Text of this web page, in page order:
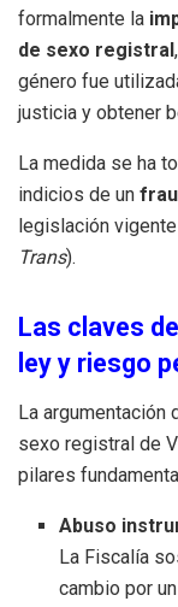
formalmente la
de sexo registral
género fue
justicia y obtener
La medida se ha
indicios de un
legislación
Trans).
Las claves
ley y riesgo
La argumentación
sexo registral de
pilares
Abuso
La Fiscalía
cambio por